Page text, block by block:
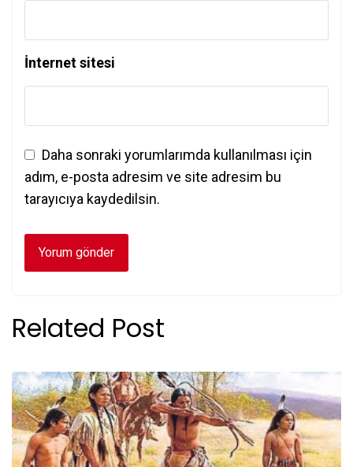
İnternet sitesi
Daha sonraki yorumlarımda kullanılması için
adım, e-posta adresim ve site adresim bu
tarayıcıya kaydedilsin.
Related Post